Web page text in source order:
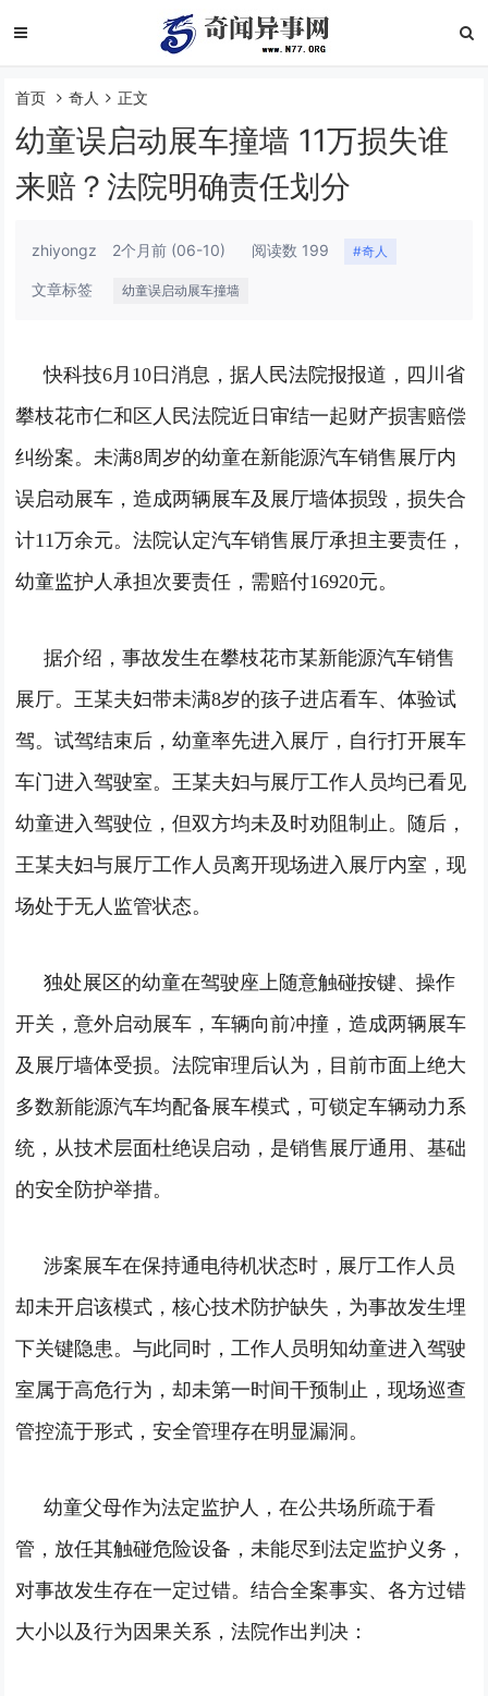
首页 奇人 正文
幼童误启动展车撞墙 11万损失谁
来赔？法院明确责任划分
zhiyongz 2个月前 (06-10) 阅读数 199 #奇人
文章标签 幼童误启动展车撞墙
快科技6月10日消息，据人民法院报报道，四川省
攀枝花市仁和区人民法院近日审结一起财产损害赔偿
纠纷案。未满8周岁的幼童在新能源汽车销售展厅内
误启动展车，造成两辆展车及展厅墙体损毁，损失合
计11万余元。法院认定汽车销售展厅承担主要责任，
幼童监护人承担次要责任，需赔付16920元。
据介绍，事故发生在攀枝花市某新能源汽车销售
展厅。王某夫妇带未满8岁的孩子进店看车、体验试
驾。试驾结束后，幼童率先进入展厅，自行打开展车
车门进入驾驶室。王某夫妇与展厅工作人员均已看见
幼童进入驾驶位，但双方均未及时劝阻制止。随后，
王某夫妇与展厅工作人员离开现场进入展厅内室，现
场处于无人监管状态。
独处展区的幼童在驾驶座上随意触碰按键、操作
开关，意外启动展车，车辆向前冲撞，造成两辆展车
及展厅墙体受损。法院审理后认为，目前市面上绝大
多数新能源汽车均配备展车模式，可锁定车辆动力系
统，从技术层面杜绝误启动，是销售展厅通用、基础
的安全防护举措。
涉案展车在保持通电待机状态时，展厅工作人员
却未开启该模式，核心技术防护缺失，为事故发生埋
下关键隐患。与此同时，工作人员明知幼童进入驾驶
室属于高危行为，却未第一时间干预制止，现场巡查
管控流于形式，安全管理存在明显漏洞。
幼童父母作为法定监护人，在公共场所疏于看
管，放任其触碰危险设备，未能尽到法定监护义务，
对事故发生存在一定过错。结合全案事实、各方过错
大小以及行为因果关系，法院作出判决：